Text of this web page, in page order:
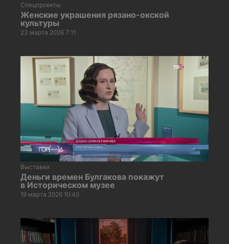
Спецпроекты
Женские украшения рязано-окской
культуры
23 марта 2026 7:11
Выставки
Деньги времен Булгакова покажут
в Историческом музее
19 марта 2026 10:40